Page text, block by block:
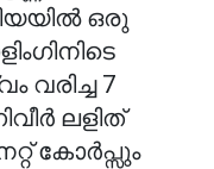
ഒരു
വരിച്ച 7
ലളിത്
കോർപ്സും